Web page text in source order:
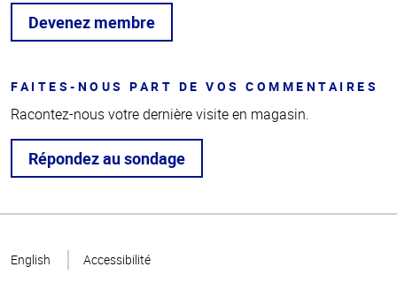
Devenez membre
FAITES-NOUS PART DE VOS COMMENTAIRES
Racontez-nous votre dernière visite en magasin.
Répondez au sondage
page
English Accessibilité